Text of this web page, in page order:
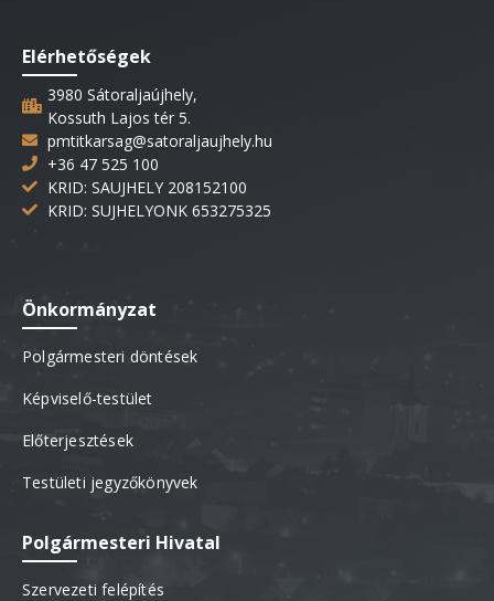
Elérhetőségek
3980 Sátoraljaújhely,
Kossuth Lajos tér 5.
pmtitkarsag@satoraljaujhely.hu
+36 47 525 100
KRID: SAUJHELY 208152100
KRID: SUJHELYONK 653275325
Önkormányzat
Polgármesteri döntések
Képviselő-testület
Előterjesztések
Testületi jegyzőkönyvek
Polgármesteri Hivatal
Szervezeti felépítés